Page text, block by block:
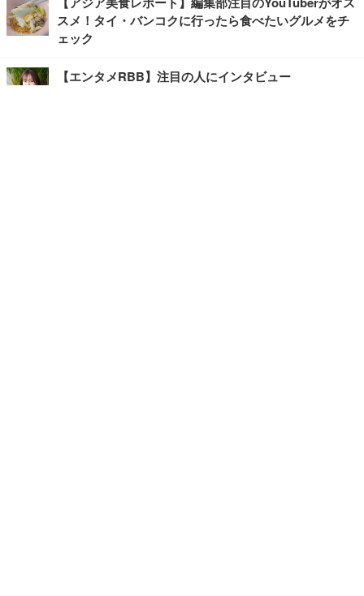
スメ！タイ・バンコクに行ったら食べたいグルメをチ
ェック
【エンタメRBB】注目の人にインタビュー